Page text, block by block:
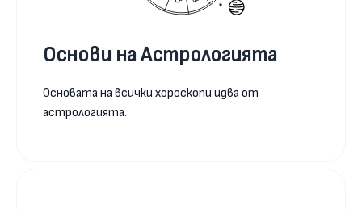
Основи на Астрологията
Основата на всички хороскопи идва от
астрологията.